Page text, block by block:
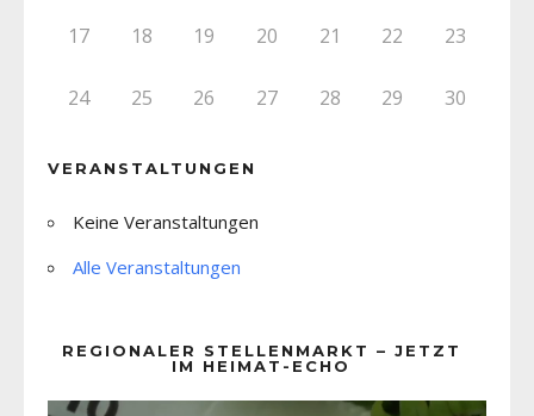
17 18 19 20 21 22 23
24 25 26 27 28 29 30
VERANSTALTUNGEN
Keine Veranstaltungen
Alle Veranstaltungen
REGIONALER STELLENMARKT – JETZT
IM HEIMAT-ECHO